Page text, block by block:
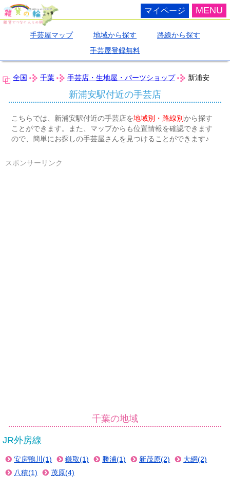
MENU
マイページ
手芸屋マップ 地域から探す
路線から探す
手芸屋登録無料
全国 千葉 手芸店・生地屋・パーツショップ 新浦安
新浦安駅付近の手芸店
こちらでは、新浦安駅付近の手芸店を地域別・路線別から探す
ことができます。また、マップからも位置情報を確認できます
ので、簡単にお探しの手芸屋さんを見つけることができます♪
スポンサーリンク
千葉の地域
JR外房線
安房鴨川(1) 鎌取(1) 勝浦(1) 新茂原(2)
大網(2)
八積(1)
茂原(4)